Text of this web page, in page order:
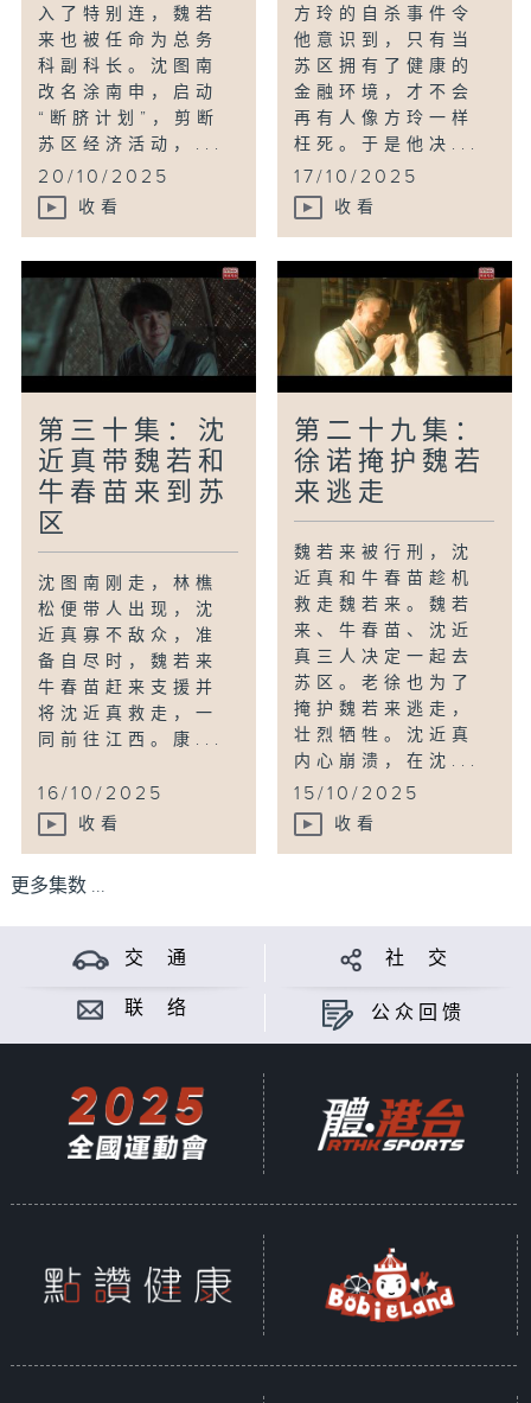
入了特别连，魏若
来也被任命为总务
科副科长。沈图南
改名涂南申，启动
“断脐计划”，剪断
苏区经济活动，...
20/10/2025
收看
方玲的自杀事件令
他意识到，只有当
苏区拥有了健康的
金融环境，才不会
再有人像方玲一样
枉死。于是他决...
17/10/2025
收看
第三十集：沈
近真带魏若和
牛春苗来到苏
区
沈图南刚走，林樵
松便带人出现，沈
近真寡不敌众，准
备自尽时，魏若来
牛春苗赶来支援并
将沈近真救走，一
同前往江西。康...
16/10/2025
收看
第二十九集：
徐诺掩护魏若
来逃走
魏若来被行刑，沈
近真和牛春苗趁机
救走魏若来。魏若
来、牛春苗、沈近
真三人决定一起去
苏区。老徐也为了
掩护魏若来逃走，
壮烈牺牲。沈近真
内心崩溃，在沈...
15/10/2025
收看
更多集数 ...
交 通 社 交
联 络 公众回馈